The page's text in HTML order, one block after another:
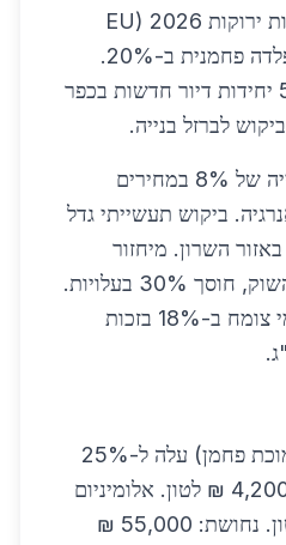
לישראל. באירופה, תקנות ירוקות 2026 (EU
CBAM) העלו עלויות פלדה פחמנית ב-20%.
בישראל, בניית 50,000 יחידות דיור חדשות בכפר
לברזל בנייה.
תחזית 2026: צפי לעלייה של 8% במחירים
אנרגיה. ביקוש תעשייתי גדל
באזור השרון. מיחזור
מתכות מהווה 40% מהשוק, חוסך 30% בעלויות.
בכפר קאסם, שוק מקומי צומח ב-18% בזכות
ביקוש לפלדה ירוקה (נמוכת פחמן) עלה ל-25%
משוק המתכות. מחיר: 4,200 ₪ לטון. אלומיניום
חשמלי: 20,500 ₪ לטון. נחושת: 55,000 ₪